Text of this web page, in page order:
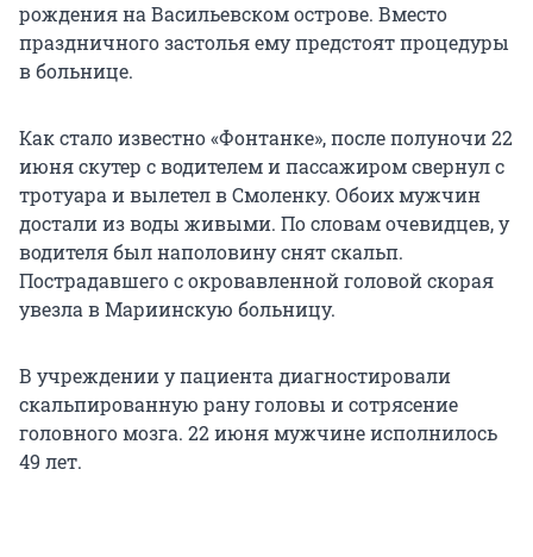
рождения на Васильевском острове. Вместо
праздничного застолья ему предстоят процедуры
в больнице.
Как стало известно «Фонтанке», после полуночи 22
июня скутер с водителем и пассажиром свернул с
тротуара и вылетел в Смоленку. Обоих мужчин
достали из воды живыми. По словам очевидцев, у
водителя был наполовину снят скальп.
Пострадавшего с окровавленной головой скорая
увезла в Мариинскую больницу.
В учреждении у пациента диагностировали
скальпированную рану головы и сотрясение
головного мозга. 22 июня мужчине исполнилось
49 лет.